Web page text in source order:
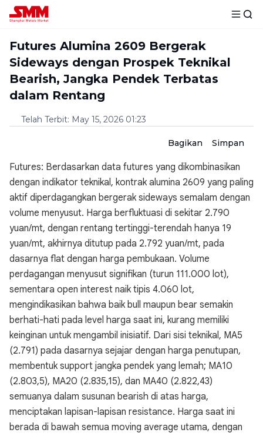
Futures Alumina 2609 Bergerak
Sideways dengan Prospek Teknikal
Bearish, Jangka Pendek Terbatas
dalam Rentang
Telah Terbit: May 15, 2026 01:23
Bagikan Simpan
Futures: Berdasarkan data futures yang dikombinasikan
dengan indikator teknikal, kontrak alumina 2609 yang paling
aktif diperdagangkan bergerak sideways semalam dengan
volume menyusut. Harga berfluktuasi di sekitar 2.790
yuan/mt, dengan rentang tertinggi-terendah hanya 19
yuan/mt, akhirnya ditutup pada 2.792 yuan/mt, pada
dasarnya flat dengan harga pembukaan. Volume
perdagangan menyusut signifikan (turun 111.000 lot),
sementara open interest naik tipis 4.060 lot,
mengindikasikan bahwa baik bull maupun bear semakin
berhati-hati pada level harga saat ini, kurang memiliki
keinginan untuk mengambil inisiatif. Dari sisi teknikal, MA5
(2.791) pada dasarnya sejajar dengan harga penutupan,
membentuk support jangka pendek yang lemah; MA10
(2.803,5), MA20 (2.835,15), dan MA40 (2.822,43)
semuanya dalam susunan bearish di atas harga,
menciptakan lapisan-lapisan resistance. Harga saat ini
berada di bawah semua moving average utama, dengan